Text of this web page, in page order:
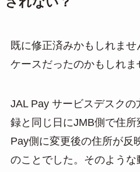
既に修正済みかもしれま
ケースだったのかもしれま
JAL Pay サービスデスクの
録と同じ日にJMB側で住
Pay側に変更後の住所が反
のことでした。そのよう